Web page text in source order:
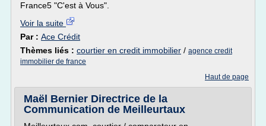
France5 "C'est à Vous".
Voir la suite
Par : Ace Crédit
Thèmes liés : courtier en credit immobilier / agence credit
immobilier de france
Haut de page
Maël Bernier Directrice de la
Communication de Meilleurtaux